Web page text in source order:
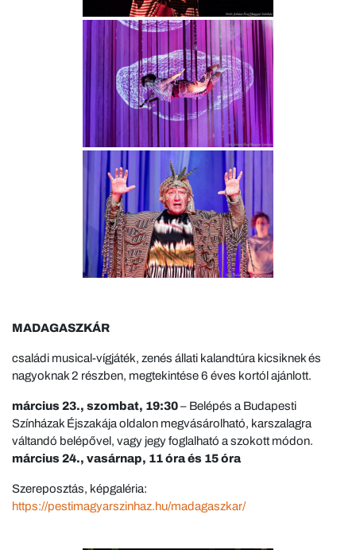
MADAGASZKÁR
családi musical-vígjáték, zenés állati kalandtúra kicsiknek és
nagyoknak 2 részben, megtekintése 6 éves kortól ajánlott.
március 23., szombat, 19:30– Belépés a Budapesti
Színházak Éjszakája oldalon megvásárolható, karszalagra
váltandó belépővel, vagy jegy foglalható a szokott módon.
március 24., vasárnap, 11 óra és 15 óra
Szereposztás, képgaléria:
https://pestimagyarszinhaz.hu/madagaszkar/